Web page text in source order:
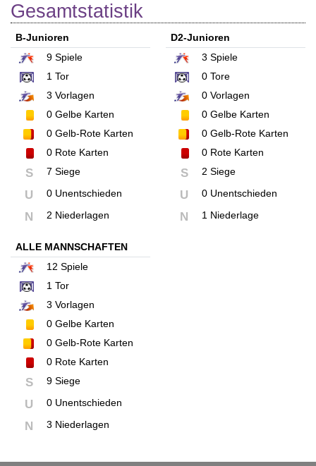
Gesamtstatistik
B-Junioren
9 Spiele
1 Tor
3 Vorlagen
0 Gelbe Karten
0 Gelb-Rote Karten
0 Rote Karten
S 7 Siege
U 0 Unentschieden
N 2 Niederlagen
D2-Junioren
3 Spiele
0Tore
0Vorlagen
0Gelbe Karten
0Gelb-Rote Karten
0Rote Karten
S 2 Siege
U 0 Unentschieden
N 1 Niederlage
ALLE MANNSCHAFTEN
12 Spiele
1 Tor
3 Vorlagen
0 Gelbe Karten
0 Gelb-Rote Karten
0 Rote Karten
S 9 Siege
U 0 Unentschieden
N 3 Niederlagen